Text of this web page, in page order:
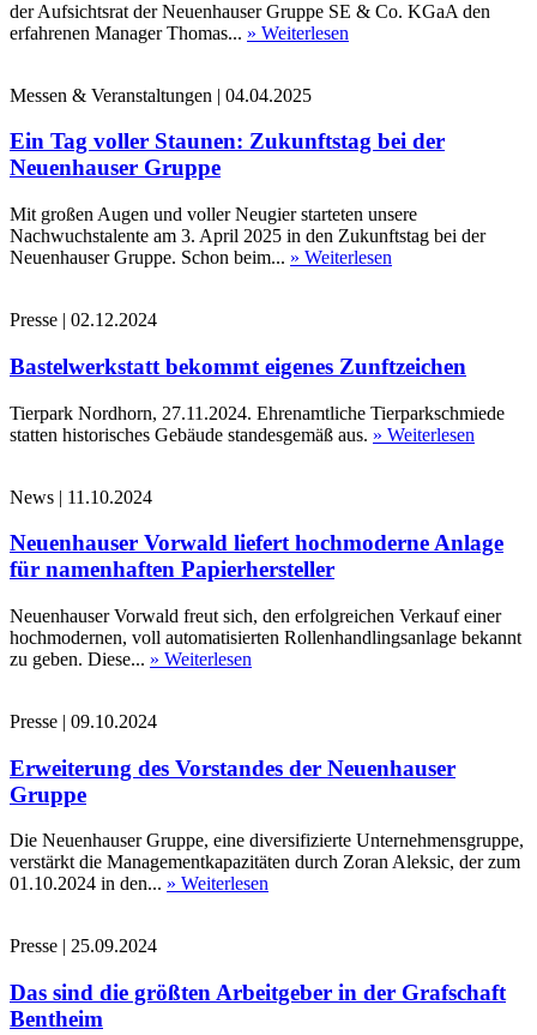
der Aufsichtsrat der Neuenhauser Gruppe SE & Co. KGaA den
erfahrenen Manager Thomas... » Weiterlesen
Messen & Veranstaltungen | 04.04.2025
Ein Tag voller Staunen: Zukunftstag bei der
Neuenhauser Gruppe
Mit großen Augen und voller Neugier starteten unsere
Nachwuchstalente am 3. April 2025 in den Zukunftstag bei der
Neuenhauser Gruppe. Schon beim... » Weiterlesen
Presse | 02.12.2024
Bastelwerkstatt bekommt eigenes Zunftzeichen
Tierpark Nordhorn, 27.11.2024. Ehrenamtliche Tierparkschmiede
statten historisches Gebäude standesgemäß aus. » Weiterlesen
News | 11.10.2024
Neuenhauser Vorwald liefert hochmoderne Anlage
für namenhaften Papierhersteller
Neuenhauser Vorwald freut sich, den erfolgreichen Verkauf einer
hochmodernen, voll automatisierten Rollenhandlingsanlage bekannt
zu geben. Diese... » Weiterlesen
Presse | 09.10.2024
Erweiterung des Vorstandes der Neuenhauser
Gruppe
Die Neuenhauser Gruppe, eine diversifizierte Unternehmensgruppe,
verstärkt die Managementkapazitäten durch Zoran Aleksic, der zum
01.10.2024 in den... » Weiterlesen
Presse | 25.09.2024
Das sind die größten Arbeitgeber in der Grafschaft
Bentheim